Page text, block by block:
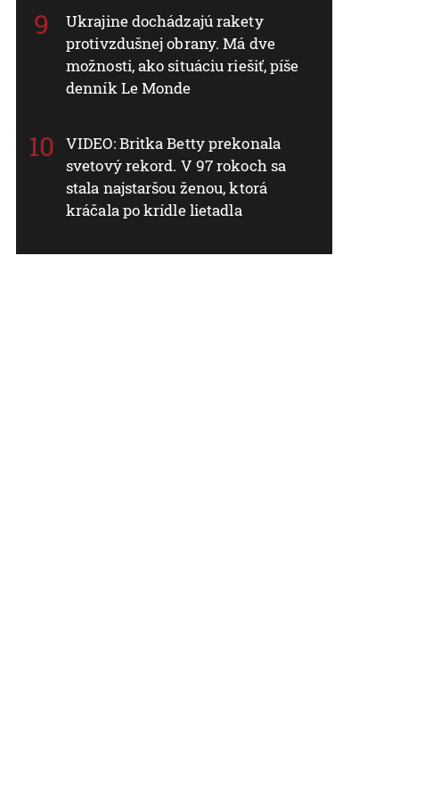
Ukrajine dochádzajú rakety
protivzdušnej obrany. Má dve
možnosti, ako situáciu riešiť, píše
denník Le Monde
VIDEO: Britka Betty prekonala
svetový rekord. V 97 rokoch sa
stala najstaršou ženou, ktorá
kráčala po krídle lietadla